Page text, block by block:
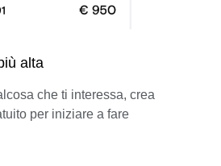
alta
che ti interessa, crea
per iniziare a fare